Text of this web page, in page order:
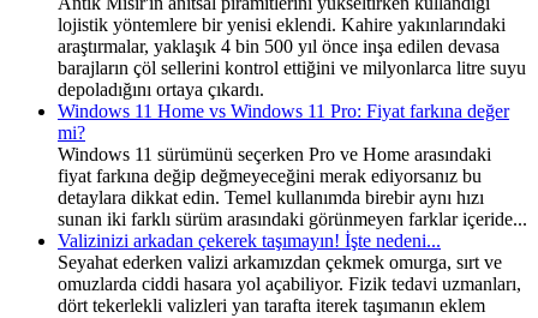
lojistik yöntemlere bir yenisi eklendi. Kahire yakınlarındaki
araştırmalar, yaklaşık 4 bin 500 yıl önce inşa edilen devasa
barajların çöl sellerini kontrol ettiğini ve milyonlarca litre suyu
depoladığını ortaya çıkardı.
Windows 11 Home vs Windows 11 Pro: Fiyat farkına değer
mi?
Windows 11 sürümünü seçerken Pro ve Home arasındaki
fiyat farkına değip değmeyeceğini merak ediyorsanız bu
detaylara dikkat edin. Temel kullanımda birebir aynı hızı
sunan iki farklı sürüm arasındaki görünmeyen farklar içeride...
Valizinizi arkadan çekerek taşımayın! İşte nedeni...
Seyahat ederken valizi arkamızdan çekmek omurga, sırt ve
omuzlarda ciddi hasara yol açabiliyor. Fizik tedavi uzmanları,
dört tekerlekli valizleri yan tarafta iterek taşımanın eklem